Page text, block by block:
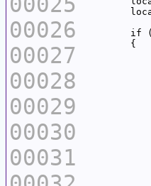
00026
00027
00028
00029
00030
00031